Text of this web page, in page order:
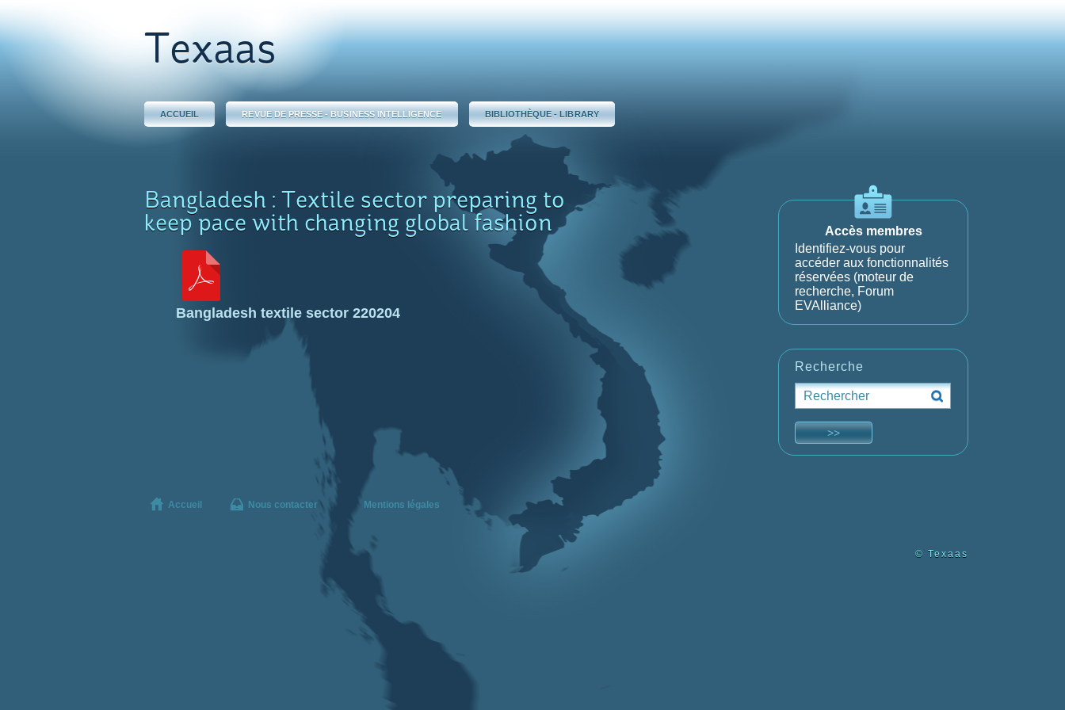
Texaas
ACCUEIL REVUE DE PRESSE - BUSINESS INTELLIGENCE BIBLIOTHÈQUE - LIBRARY
Bangladesh : Textile sector preparing to
keep pace with changing global fashion
Bangladesh textile sector 220204
Accès membres
Identifiez-vous pour
accéder aux fonctionnalités
réservées (moteur de
recherche, Forum
EVAlliance)
Recherche
Accueil Nous contacter Mentions légales
© Texaas